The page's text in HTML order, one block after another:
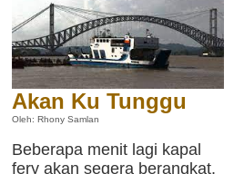
Akan Ku Tunggu
Oleh: Rhony Samlan
Beberapa menit lagi kapal
fery akan segera berangkat.